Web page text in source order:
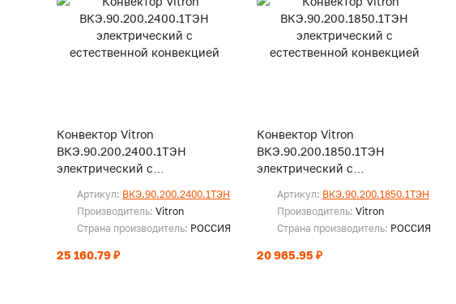
Конвектор Vitron
ВКЭ.90.200.2400.1ТЭН
электрический с
Артикул: ВКЭ.90.200.2400.1ТЭН
Производитель: Vitron
Страна производитель: РОССИЯ
25 160.79 ₽
Конвектор Vitron
ВКЭ.90.200.1850.1ТЭН
электрический с
Артикул: ВКЭ.90.200.1850.1ТЭН
Производитель: Vitron
Страна производитель: РОССИЯ
20 965.95 ₽